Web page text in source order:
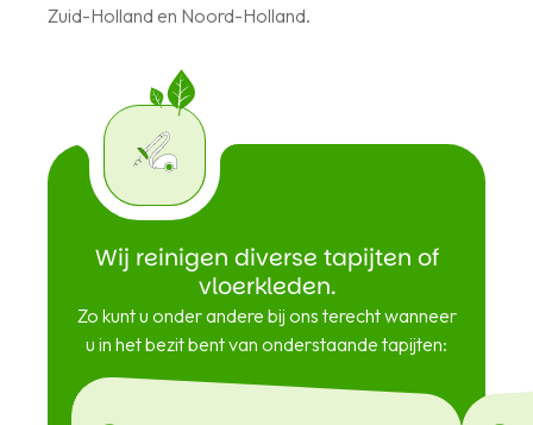
Zuid-Holland en Noord-Holland.
Wij reinigen diverse tapijten of
vloerkleden.
Zo kunt u onder andere bij ons terecht wanneer
u in het bezit bent van onderstaande tapijten: